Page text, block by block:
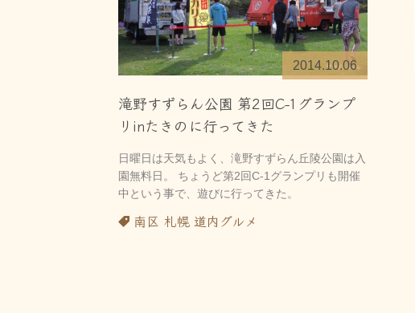
2014.10.06
滝野すずらん公園 第2回C-1グランプ
リinたきのに行ってきた
日曜日は天気もよく、滝野すずらん丘陵公園は入
園無料日。 ちょうど第2回C-1グランプリも開催
中という事で、遊びに行ってきた。
南区 札幌 道内グルメ